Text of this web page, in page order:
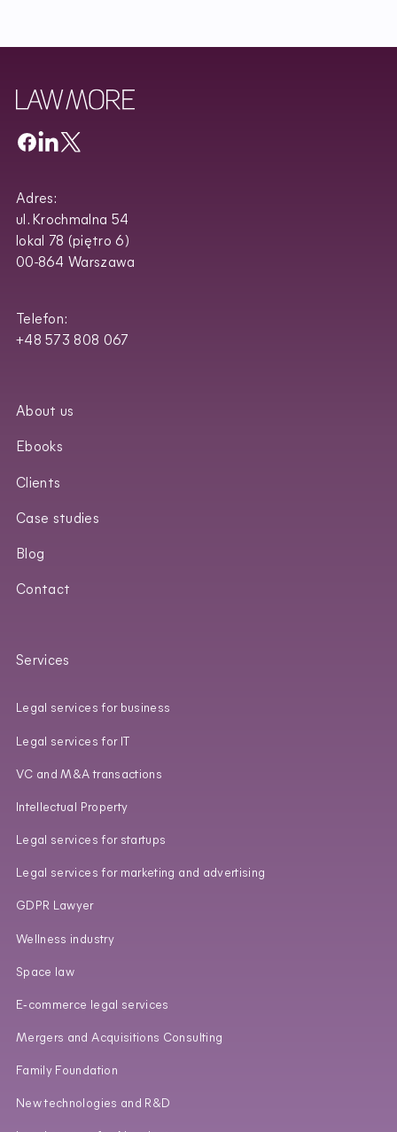
Adres:
ul. Krochmalna 54
lokal 78 (piętro 6)
00-864 Warszawa
Telefon:
+48 573 808 067
About us
Ebooks
Clients
Case studies
Blog
Contact
Services
Legal services for business
Legal services for IT
VC and M&A transactions
Intellectual Property
Legal services for startups
Legal services for marketing and advertising
GDPR Lawyer
Wellness industry
Space law
E‑commerce legal services
Mergers and Acquisitions Consulting
Family Foundation
New technologies and R&D